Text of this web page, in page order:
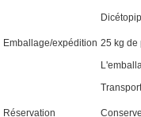
Emballage/expédition 25 kg de
Réservation